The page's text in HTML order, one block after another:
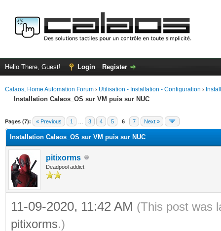
Hello There, Guest! Login Register
Calaos, Home Automation Forum › Utilisation - Installation - Configuration ›
Installation Calaos_OS sur VM puis sur NUC
Pages (7): « Previous 1 3 4 5 6 7 Next »
Installation Calaos_OS sur VM puis sur NUC
pitixorms
Deadpool addict
11-09-2020, 11:42 AM (This post was
pitixorms.)